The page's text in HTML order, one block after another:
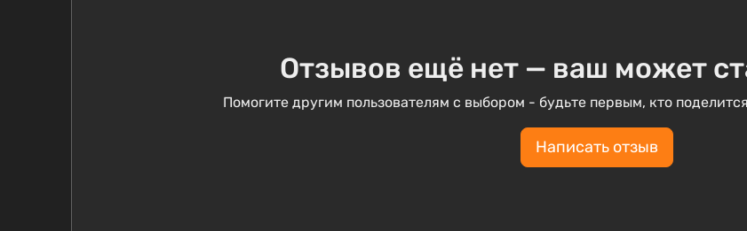
Отзывов ещё нет — ваш может
Помогите другим пользователям с выбором - будьте первым, кто
Написать отзыв